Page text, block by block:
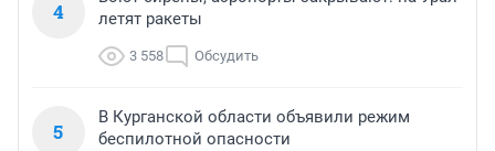
4
летят ракеты
3 558 Обсудить
5
В Курганской области объявили режим
беспилотной опасности